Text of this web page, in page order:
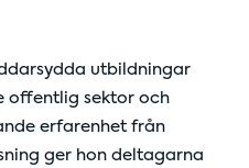
utbildningar
offentlig sektor och
erfarenhet från
ger hon deltagarna